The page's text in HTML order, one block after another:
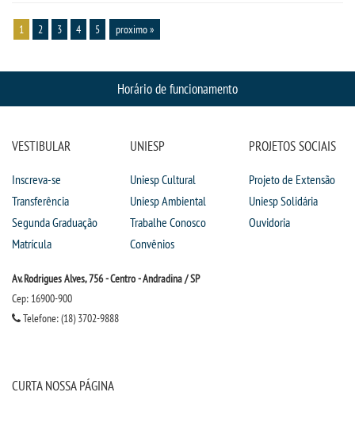
1 2 3 4 5 proximo »
Horário de funcionamento
VESTIBULAR
Inscreva-se
Transferência
Segunda Graduação
Matrícula
UNIESP
Uniesp Cultural
Uniesp Ambiental
Trabalhe Conosco
Convênios
PROJETOS SOCIAIS
Projeto de Extensão
Uniesp Solidária
Ouvidoria
Av. Rodrigues Alves, 756 - Centro - Andradina / SP
Cep: 16900-900
Telefone: (18) 3702-9888
CURTA NOSSA PÁGINA